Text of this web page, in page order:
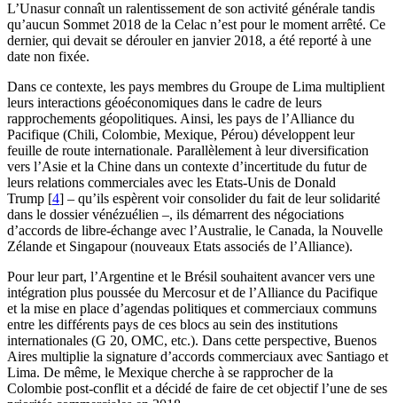
L’Unasur connaît un ralentissement de son activité générale tandis
qu’aucun Sommet 2018 de la Celac n’est pour le moment arrêté. Ce
dernier, qui devait se dérouler en janvier 2018, a été reporté à une
date non fixée.
Dans ce contexte, les pays membres du Groupe de Lima multiplient
leurs interactions géoéconomiques dans le cadre de leurs
rapprochements géopolitiques. Ainsi, les pays de l’Alliance du
Pacifique (Chili, Colombie, Mexique, Pérou) développent leur
feuille de route internationale. Parallèlement à leur diversification
vers l’Asie et la Chine dans un contexte d’incertitude du futur de
leurs relations commerciales avec les Etats-Unis de Donald
Trump [4] – qu’ils espèrent voir consolider du fait de leur solidarité
dans le dossier vénézuélien –, ils démarrent des négociations
d’accords de libre-échange avec l’Australie, le Canada, la Nouvelle
Zélande et Singapour (nouveaux Etats associés de l’Alliance).
Pour leur part, l’Argentine et le Brésil souhaitent avancer vers une
intégration plus poussée du Mercosur et de l’Alliance du Pacifique
et la mise en place d’agendas politiques et commerciaux communs
entre les différents pays de ces blocs au sein des institutions
internationales (G 20, OMC, etc.). Dans cette perspective, Buenos
Aires multiplie la signature d’accords commerciaux avec Santiago et
Lima. De même, le Mexique cherche à se rapprocher de la
Colombie post-conflit et a décidé de faire de cet objectif l’une de ses